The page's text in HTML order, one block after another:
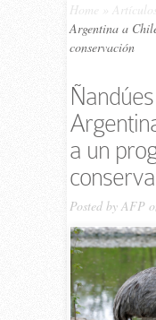
Home
Argentina a
conservación
a un
Posted by AFP